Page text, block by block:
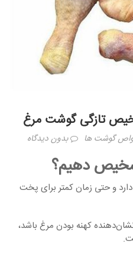
تازگی گوشت مرغ
گوشت ها بدون دیدگاه
دهیم؟
و حتی زمان کمتر برای پخت
کهنه بودن مرغ باشد،